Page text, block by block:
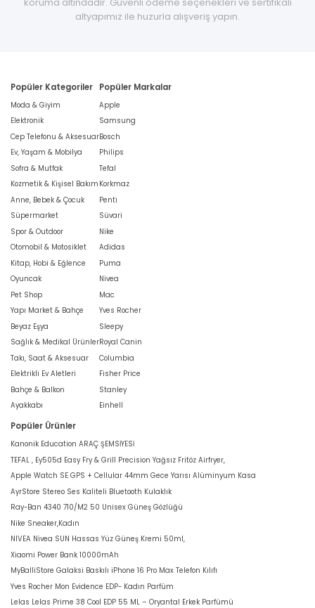
altyapımız ile huzurla alışveriş yapın.
Popüler Kategoriler
Moda & Giyim
Elektronik
Cep Telefonu & Aksesuar
Ev, Yaşam & Mobilya
Sofra & Mutfak
Kozmetik & Kişisel Bakım
Anne, Bebek & Çocuk
Süpermarket
Spor & Outdoor
Otomobil & Motosiklet
Kitap, Hobi & Eğlence
Oyuncak
Pet Shop
Yapı Market & Bahçe
Beyaz Eşya
Sağlık & Medikal Ürünler
Takı, Saat & Aksesuar
Elektrikli Ev Aletleri
Bahçe & Balkon
Ayakkabı
Popüler Markalar
Apple
Samsung
Bosch
Philips
Tefal
Korkmaz
Penti
Süvari
Nike
Adidas
Puma
Nivea
Mac
Yves Rocher
Sleepy
Royal Canin
Columbia
Fisher Price
Stanley
Einhell
Popüler Ürünler
Kanonik Education ARAÇ ŞEMSİYESİ
TEFAL , Ey505d Easy Fry & Grill Precision Yağsız Fritöz Airfryer,
Apple Watch SE GPS + Cellular 44mm Gece Yarısı Alüminyum Kasa
AyrStore Stereo Ses Kaliteli Bluetooth Kulaklık
Ray-Ban 4340 710/M2 50 Unisex Güneş Gözlüğü
Nike Sneaker,Kadın
NIVEA Nivea SUN Hassas Yüz Güneş Kremi 50ml,
Xiaomi Power Bank 10000mAh
MyBalliStore Galaksi Baskılı iPhone 16 Pro Max Telefon Kılıfı
Yves Rocher Mon Evidence EDP- Kadın Parfüm
Lelas Lelas Prime 38 Cool EDP 55 ML – Oryantal Erkek Parfümü